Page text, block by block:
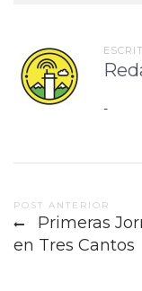
-
Post
navigation
POST ANTERIOR
Primeras
en Tres Cantos